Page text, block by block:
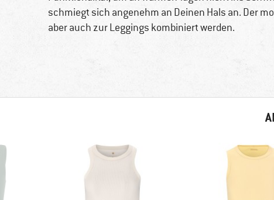
schmiegt sich angenehm an Deinen Hals an. Der
aber auch zur Leggings kombiniert werden.